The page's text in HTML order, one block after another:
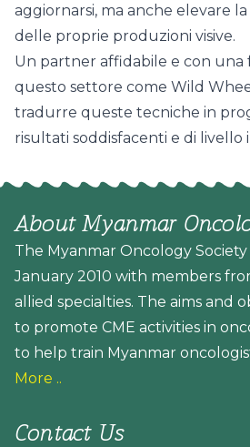
aggiornarsi, ma anche elevare
delle proprie produzioni visive.
Un partner affidabile e con una
questo settore come Wild
tradurre queste tecniche in
risultati soddisfacenti e di livello
About Myanmar
The Myanmar Oncology
January 2010 with members
allied specialties. The aims and
to promote CME activities in
to help train Myanmar
More ..
Contact Us